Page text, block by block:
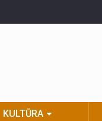
KULTŪRA